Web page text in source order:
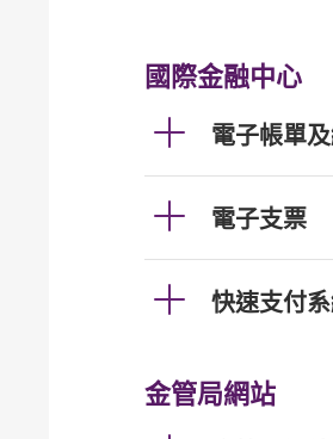
國際金融中心
電子帳單及
電子支票
快速支付
金管局網站